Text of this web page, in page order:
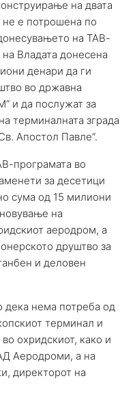
на двата
е потрошена по
на ТАВ-
Владата донесена
денари да ги
во државна
и да послужат за
терминалната зграда
Апостол Павле“.
програмата во
за десетици
сума од 15 милиони
на
аеродром, а
друштво за
и деловен
нема потреба од
терминал и
охридскиот, како и
Аеродроми, а на
директорот на